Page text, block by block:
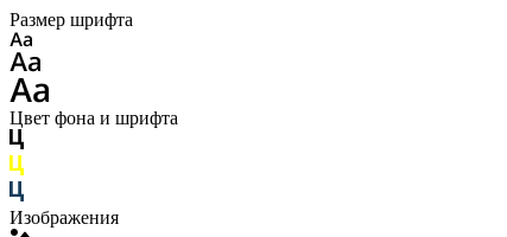
Размер шрифта
Цвет фона и шрифта
Изображения